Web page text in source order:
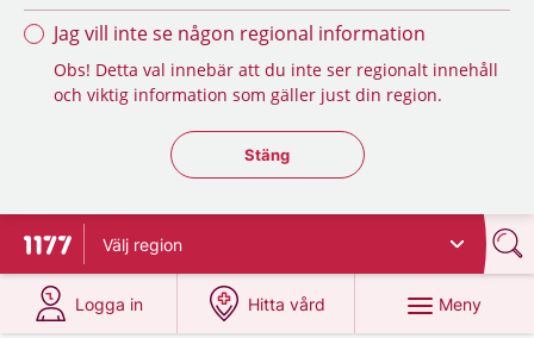
Jag vill inte se någon regional information
Obs! Detta val innebär att du inte ser regionalt innehåll
och viktig information som gäller just din region.
Stäng regionsväljaren
Stäng
Till startsidan för 1177
Välj region
Logga in
på 1177.se
Hitta vård
på 1177.se
Meny